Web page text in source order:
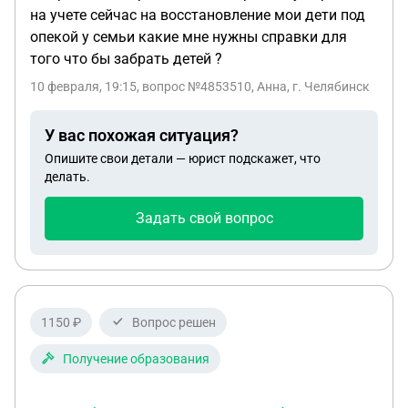
на учете сейчас на восстановление мои дети под
опекой у семьи какие мне нужны справки для
того что бы забрать детей ?
10 февраля, 19:15, вопрос №4853510, Анна, г. Челябинск
У вас похожая ситуация?
Опишите свои детали — юрист подскажет, что
делать.
Задать свой вопрос
1150 ₽ Вопрос решен
Получение образования